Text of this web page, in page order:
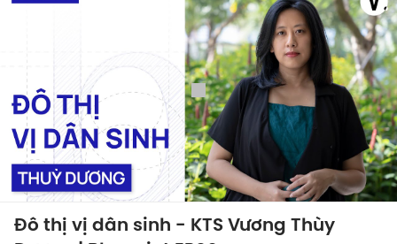
Đô thị vị dân sinh - KTS Vương Thùy